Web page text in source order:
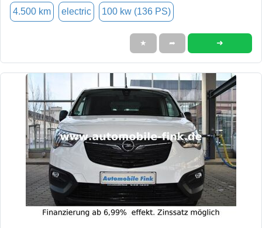
4.500 km electric 100 kw (136 PS)
★ ➦ ➜